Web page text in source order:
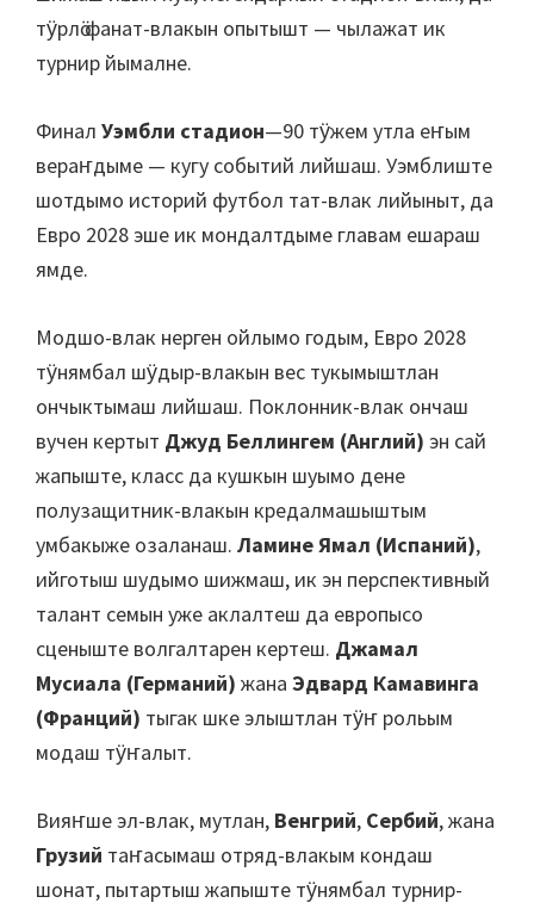
тӱрлӧ фанат-влакын опытышт — чылажат ик
турнир йымалне.
Финал Уэмбли стадион—90 тӱжем утла еҥым
вераҥдыме — кугу событий лийшаш. Уэмблиште
шотдымо историй футбол тат-влак лийыныт, да
Евро 2028 эше ик мондалтдыме главам ешараш
ямде.
Модшо-влак нерген ойлымо годым, Евро 2028
тӱнямбал шӱдыр-влакын вес тукымыштлан
ончыктымаш лийшаш. Поклонник-влак ончаш
вучен кертыт Джуд Беллингем (Англий) эн сай
жапыште, класс да кушкын шуымо дене
полузащитник-влакын кредалмашыштым
умбакыже озаланаш. Ламине Ямал (Испаний),
ийготыш шудымо шижмаш, ик эн перспективный
талант семын уже аклалтеш да европысо
сценыште волгалтарен кертеш. Джамал
Мусиала (Германий) жана Эдвард Камавинга
(Франций) тыгак шке элыштлан тӱҥ рольым
модаш тӱҥалыт.
Вияҥше эл-влак, мутлан, Венгрий, Сербий, жана
Грузий таҥасымаш отряд-влакым кондаш
шонат, пытартыш жапыште тӱнямбал турнир-